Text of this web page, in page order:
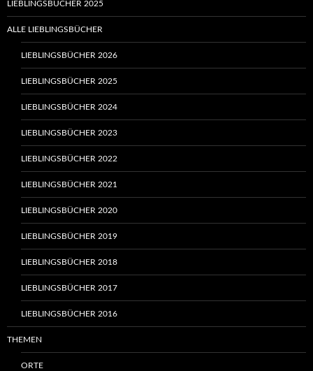
LIEBLINGSBÜCHER 2025
ALLE LIEBLINGSBÜCHER
LIEBLINGSBÜCHER 2026
LIEBLINGSBÜCHER 2025
LIEBLINGSBÜCHER 2024
LIEBLINGSBÜCHER 2023
LIEBLINGSBÜCHER 2022
LIEBLINGSBÜCHER 2021
LIEBLINGSBÜCHER 2020
LIEBLINGSBÜCHER 2019
LIEBLINGSBÜCHER 2018
LIEBLINGSBÜCHER 2017
LIEBLINGSBÜCHER 2016
THEMEN
ORTE